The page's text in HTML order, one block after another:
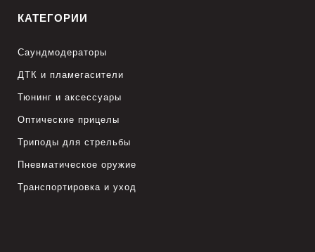
КАТЕГОРИИ
Саундмодераторы
ДТК и пламегасители
Тюнинг и аксессуары
Оптические прицелы
Триподы для стрельбы
Пневматическое оружие
Транспортировка и уход